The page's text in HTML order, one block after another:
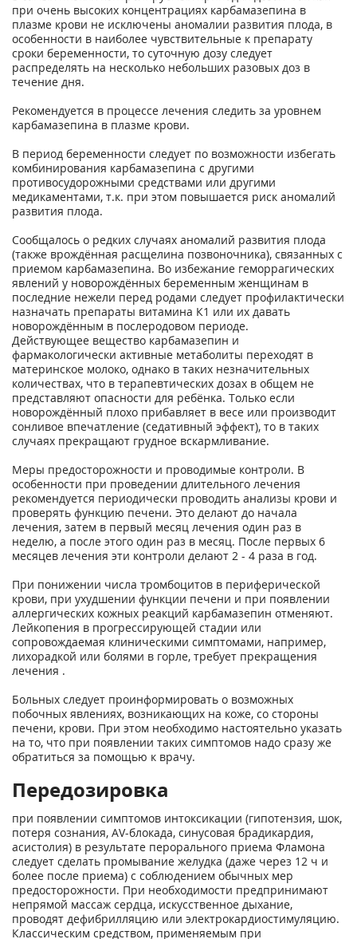
при очень высоких концентрациях карбамазепина в
плазме крови не исключены аномалии развития плода, в
особенности в наиболее чувствительные к препарату
сроки беременности, то суточную дозу следует
распределять на несколько небольших разовых доз в
течение дня.
Рекомендуется в процессе лечения следить за уровнем
карбамазепина в плазме крови.
В период беременности следует по возможности избегать
комбинирования карбамазепина с другими
противосудорожными средствами или другими
медикаментами, т.к. при этом повышается риск аномалий
развития плода.
Сообщалось о редких случаях аномалий развития плода
(также врождённая расщелина позвоночника), связанных с
приемом карбамазепина. Во избежание геморрагических
явлений у новорождённых беременным женщинам в
последние нежели перед родами следует профилактически
назначать препараты витамина К1 или их давать
новорождённым в послеродовом периоде.
Действующее вещество карбамазепин и
фармакологически активные метаболиты переходят в
материнское молоко, однако в таких незначительных
количествах, что в терапевтических дозах в общем не
представляют опасности для ребёнка. Только если
новорождённый плохо прибавляет в весе или производит
сонливое впечатление (седативный эффект), то в таких
случаях прекращают грудное вскармливание.
Меры предосторожности и проводимые контроли. В
особенности при проведении длительного лечения
рекомендуется периодически проводить анализы крови и
проверять функцию печени. Это делают до начала
лечения, затем в первый месяц лечения один раз в
неделю, а после этого один раз в месяц. После первых 6
месяцев лечения эти контроли делают 2 - 4 раза в год.
При понижении числа тромбоцитов в периферической
крови, при ухудшении функции печени и при появлении
аллергических кожных реакций карбамазепин отменяют.
Лейкопения в прогрессирующей стадии или
сопровождаемая клиническими симптомами, например,
лихорадкой или болями в горле, требует прекращения
лечения .
Больных следует проинформировать о возможных
побочных явлениях, возникающих на коже, со стороны
печени, крови. При этом необходимо настоятельно указать
на то, что при появлении таких симптомов надо сразу же
обратиться за помощью к врачу.
Передозировка
при появлении симптомов интоксикации (гипотензия, шок,
потеря сознания, AV-блокада, синусовая брадикардия,
асистолия) в результате перорального приема Фламона
следует сделать промывание желудка (даже через 12 ч и
более после приема) с соблюдением обычных мер
предосторожности. При необходимости предпринимают
непрямой массаж сердца, искусственное дыхание,
проводят дефибрилляцию или электрокардиостимуляцию.
Классическим средством, применяемым при